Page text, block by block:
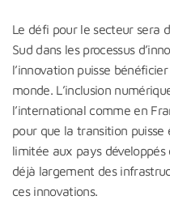
Le défi pour le secteur sera
Sud dans les processus
l’innovation puisse
monde. L’inclusion
l’international comme en
pour que la transition
limitée aux pays
déjà largement des
ces innovations.